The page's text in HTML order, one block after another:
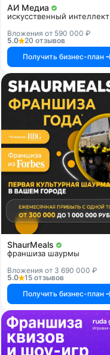
АИ Медиа
искусственный интеллект
Вложения от 590 000 ₽
5.0
20 отзывов
Получить бизнес-план
ShaurMeals
франшиза шаурмы
Вложения от 3 690 000 ₽
5.0
15 отзывов
Получить бизнес-план